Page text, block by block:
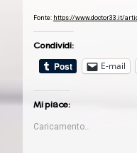
Fonte: https://www.doctor33.it/
Condividi:
E-mail
Mi piace:
Caricamento...